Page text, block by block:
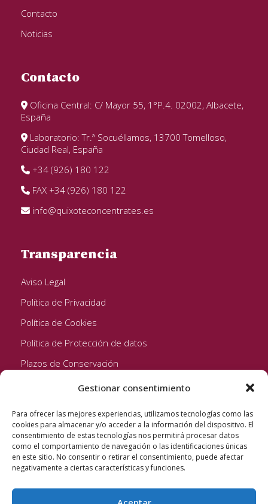
Gestionar consentimiento
Para ofrecer las mejores experiencias, utilizamos tecnologías como las
cookies para almacenar y/o acceder a la información del dispositivo. El
consentimiento de estas tecnologías nos permitirá procesar datos
como el comportamiento de navegación o las identificaciones únicas
en este sitio. No consentir o retirar el consentimiento, puede afectar
negativamente a ciertas características y funciones.
Contacto
Noticias
Contacto
Oficina Central: C/ Mayor 55, 1°P.4. 02002, Albacete,
España
Laboratorio: Tr.ª Socuéllamos, 13700 Tomelloso,
Ciudad Real, España
+34 (926) 180 122
FAX +34 (926) 180 122
info@quixoteconcentrates.es
Transparencia
Aviso Legal
Política de Privacidad
Política de Cookies
Política de Protección de datos
Plazos de Conservación
Seguinos!